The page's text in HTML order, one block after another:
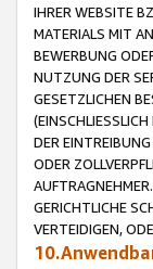
IHRER WEBSITE
MATERIALS MIT
BEWERBUNG
NUTZUNG DER
GESETZLICHEN
DER
ODER
GERICHTLICHE
VERTEIDIGEN,